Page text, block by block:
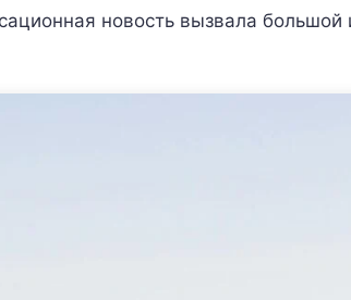
новость вызвала большой